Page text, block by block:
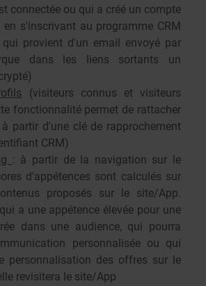
connectée ou qui a créé un compte
s'inscrivant au programme CRM
qui provient d'un email envoyé par
dans les liens sortants un
(visiteurs connus et visiteurs
fonctionnalité permet de rattacher
partir d'une clé de rapprochement
CRM)
: à partir de la navigation sur le
d'appétences sont calculés sur
proposés sur le site/App.
a une appétence élevée pour une
dans une audience, qui pourra
personnalisée ou qui
personnalisation des offres sur le
revisitera le site/App